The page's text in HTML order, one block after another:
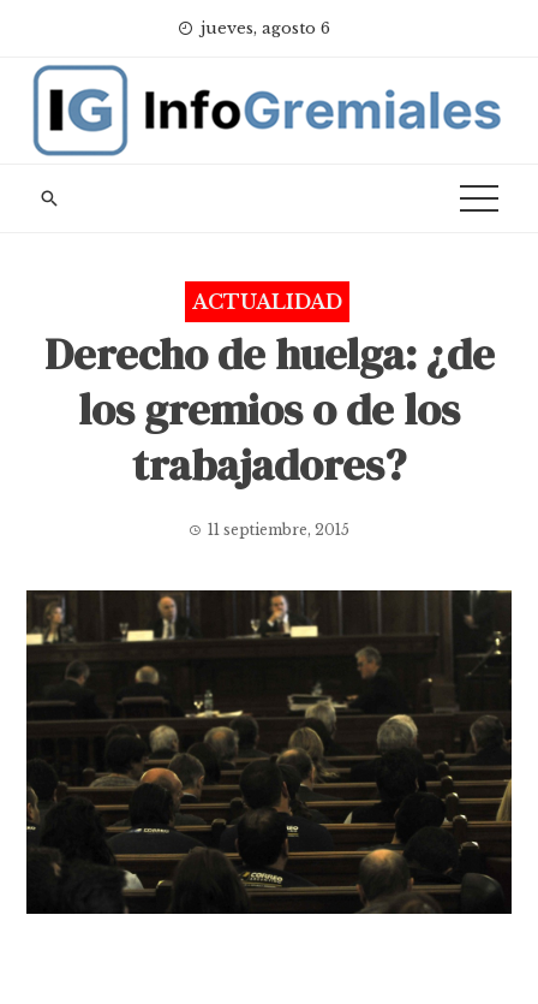
content
jueves, agosto 6
ACTUALIDAD
Derecho de huelga: ¿de
los gremios o de los
trabajadores?
11 septiembre, 2015